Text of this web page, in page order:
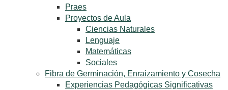
Praes
Proyectos de Aula
Ciencias Naturales
Lenguaje
Matemáticas
Sociales
Fibra de Germinación, Enraizamiento y Cosecha
Experiencias Pedagógicas Significativas